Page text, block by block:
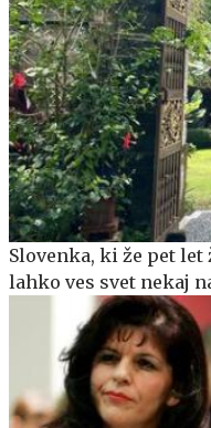
Slovenka, ki že pet
lahko ves svet nekaj